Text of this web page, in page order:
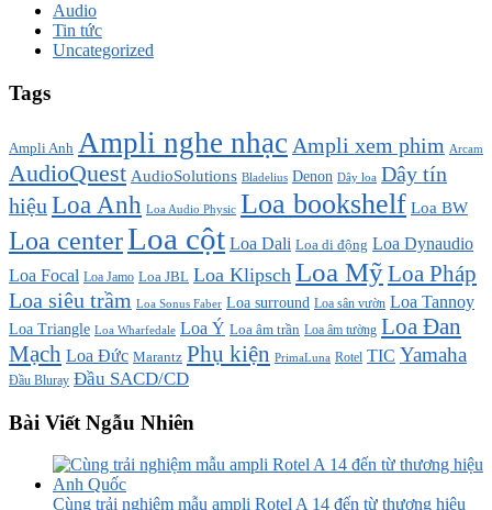
Audio
Tin tức
Uncategorized
Tags
Ampli Anh Ampli nghe nhạc Ampli xem phim Arcam
AudioQuest AudioSolutions Bladelius Denon Dây loa Dây tín
hiệu Loa Anh Loa Audio Physic Loa bookshelf Loa BW
Loa centerLoa cột Loa Dali Loa di động Loa Dynaudio
Loa Focal Loa Jamo Loa JBL Loa Klipsch Loa MỹLoa Pháp
Loa siêu trầm Loa Sonus Faber Loa surround Loa sân vườn Loa Tannoy
Loa Triangle Loa Wharfedale Loa Ý Loa âm trần Loa âm tường Loa Đan
Mạch Loa Đức Marantz Phụ kiện PrimaLuna Rotel TIC Yamaha
Đầu Bluray Đầu SACD/CD
Bài Viết Ngẫu Nhiên
Cùng trải nghiệm mẫu ampli Rotel A 14 đến từ thương hiệu